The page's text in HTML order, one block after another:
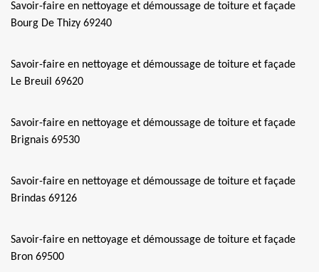
Savoir-faire en nettoyage et démoussage de toiture et façade
Bourg De Thizy 69240
Savoir-faire en nettoyage et démoussage de toiture et façade
Le Breuil 69620
Savoir-faire en nettoyage et démoussage de toiture et façade
Brignais 69530
Savoir-faire en nettoyage et démoussage de toiture et façade
Brindas 69126
Savoir-faire en nettoyage et démoussage de toiture et façade
Bron 69500